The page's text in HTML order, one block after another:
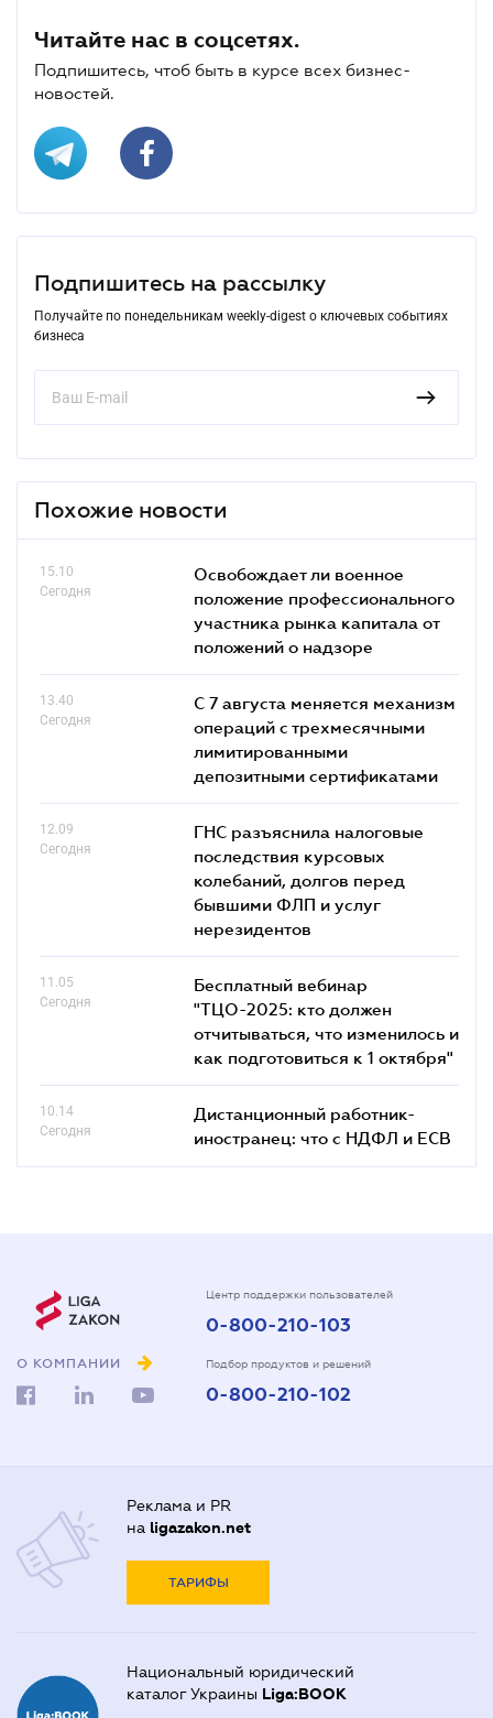
Читайте нас в соцсетях.
Подпишитесь, чтоб быть в курсе всех бизнес-
новостей.
Подпишитесь на рассылку
Получайте по понедельникам weekly-digest о ключевых событиях
бизнеса
Похожие новости
15.10
Сегодня
Освобождает ли военное
положение профессионального
участника рынка капитала от
положений о надзоре
13.40
Сегодня
С 7 августа меняется механизм
операций с трехмесячными
лимитированными
депозитными сертификатами
12.09
Сегодня
ГНС разъяснила налоговые
последствия курсовых
колебаний, долгов перед
бывшими ФЛП и услуг
нерезидентов
11.05
Сегодня
Бесплатный вебинар
"ТЦО-2025: кто должен
отчитываться, что изменилось и
как подготовиться к 1 октября"
10.14
Сегодня
Дистанционный работник-
иностранец: что с НДФЛ и ЕСВ
О КОМПАНИИ
Центр поддержки пользователей
0-800-210-103
Подбор продуктов и решений
0-800-210-102
Реклама и PR
на ligazakon.net
ТАРИФЫ
Национальный юридический
каталог Украины Liga:BOOK